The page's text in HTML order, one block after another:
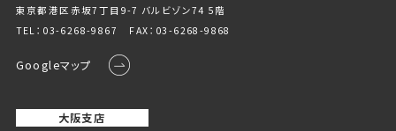
東京都港区赤坂7丁目9-7 バルビゾン74 5階
TEL： 03-6268-9867 FAX：03-6268-9868
Googleマップ
大阪支店